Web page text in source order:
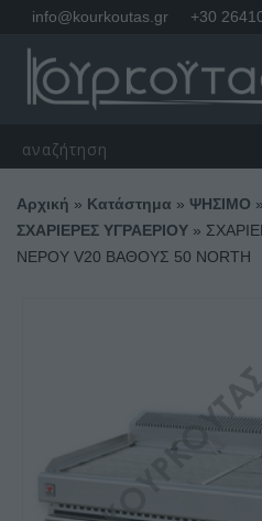
info@kourkoutas.gr +30
Αρχική » Κατάστημα » ΨΗΣΙΜΟ »
ΣΧΑΡΙΕΡΕΣ ΥΓΡΑΕΡΙΟΥ »
ΝΕΡΟΥ V20 ΒΑΘΟΥΣ 50 NORTH